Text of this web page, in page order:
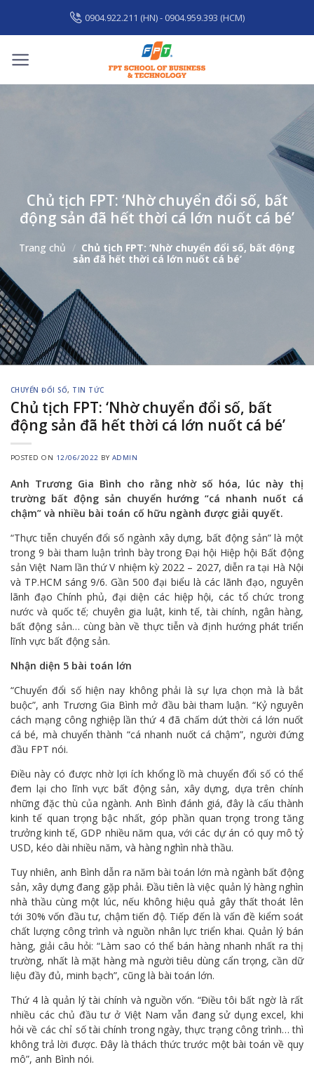
content
0904.922.211 (HN) - 0904.959.393 (HCM)
Chủ tịch FPT: ‘Nhờ chuyển đổi số, bất
động sản đã hết thời cá lớn nuốt cá bé’
Trang chủ / Chủ tịch FPT: ‘Nhờ chuyển đổi số, bất động
sản đã hết thời cá lớn nuốt cá bé’
CHUYỂN ĐỔI SỐ, TIN TỨC
Chủ tịch FPT: ‘Nhờ chuyển đổi số, bất
động sản đã hết thời cá lớn nuốt cá bé’
POSTED ON 12/06/2022 BY ADMIN
Anh Trương Gia Bình cho rằng nhờ số hóa, lúc này thị
trường bất động sản chuyển hướng “cá nhanh nuốt cá
chậm” và nhiều bài toán cố hữu ngành được giải quyết.
“Thực tiễn chuyển đổi số ngành xây dựng, bất động sản” là một
trong 9 bài tham luận trình bày trong Đại hội Hiệp hội Bất động
sản Việt Nam lần thứ V nhiệm kỳ 2022 – 2027, diễn ra tại Hà Nội
và TP.HCM sáng 9/6. Gần 500 đại biểu là các lãnh đạo, nguyên
lãnh đạo Chính phủ, đại diện các hiệp hội, các tổ chức trong
nước và quốc tế; chuyên gia luật, kinh tế, tài chính, ngân hàng,
bất động sản… cùng bàn về thực tiễn và định hướng phát triển
lĩnh vực bất động sản.
Nhận diện 5 bài toán lớn
“Chuyển đổi số hiện nay không phải là sự lựa chọn mà là bắt
buộc”, anh Trương Gia Bình mở đầu bài tham luận. “Kỷ nguyên
cách mạng công nghiệp lần thứ 4 đã chấm dứt thời cá lớn nuốt
cá bé, mà chuyển thành “cá nhanh nuốt cá chậm”, người đứng
đầu FPT nói.
Điều này có được nhờ lợi ích khổng lồ mà chuyển đổi số có thể
đem lại cho lĩnh vực bất động sản, xây dựng, dựa trên chính
những đặc thù của ngành. Anh Bình đánh giá, đây là cấu thành
kinh tế quan trọng bậc nhất, góp phần quan trọng trong tăng
trưởng kinh tế, GDP nhiều năm qua, với các dự án có quy mô tỷ
USD, kéo dài nhiều năm, và hàng nghìn nhà thầu.
Tuy nhiên, anh Bình dẫn ra năm bài toán lớn mà ngành bất động
sản, xây dựng đang gặp phải. Đầu tiên là việc quản lý hàng nghìn
nhà thầu cùng một lúc, nếu không hiệu quả gây thất thoát lên
tới 30% vốn đầu tư, chậm tiến độ. Tiếp đến là vấn đề kiểm soát
chất lượng công trình và nguồn nhân lực triển khai. Quản lý bán
hàng, giải câu hỏi: “Làm sao có thể bán hàng nhanh nhất ra thị
trường, nhất là mặt hàng mà người tiêu dùng cẩn trọng, cần dữ
liệu đầy đủ, minh bạch”, cũng là bài toán lớn.
Thứ 4 là quản lý tài chính và nguồn vốn. “Điều tôi bất ngờ là rất
nhiều các chủ đầu tư ở Việt Nam vẫn đang sử dụng excel, khi
hỏi về các chỉ số tài chính trong ngày, thực trạng công trình… thì
không trả lời được. Đây là thách thức trước một bài toán về quy
mô”, anh Bình nói.